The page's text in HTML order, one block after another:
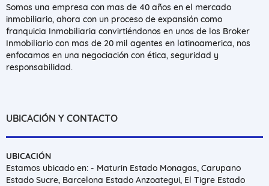
Somos una empresa con mas de 40 años en el mercado
inmobiliario, ahora con un proceso de expansión como
franquicia Inmobiliaria convirtiéndonos en unos de los Broker
Inmobiliario con mas de 20 mil agentes en latinoamerica, nos
enfocamos en una negociación con ética, seguridad y
responsabilidad.
UBICACIÓN Y CONTACTO
UBICACIÓN
Estamos ubicado en: - Maturin Estado Monagas, Carupano
Estado Sucre, Barcelona Estado Anzoategui, El Tigre Estado